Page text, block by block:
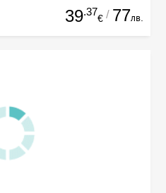
39.37
€ / 77лв.